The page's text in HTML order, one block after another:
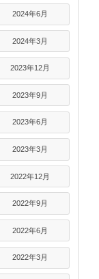
2024年6月
2024年3月
2023年12月
2023年9月
2023年6月
2023年3月
2022年12月
2022年9月
2022年6月
2022年3月